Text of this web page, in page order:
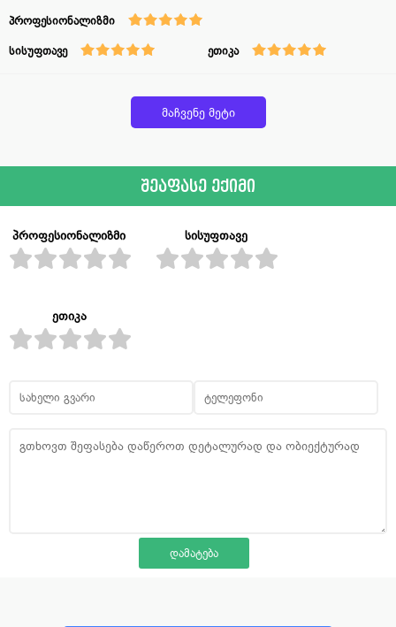
პროფესიონალიზმი
სისუფთავე ეთიკა
მაჩვენე მეტი
შეაფასე ექიმი
პროფესიონალიზმი სისუფთავე
ეთიკა